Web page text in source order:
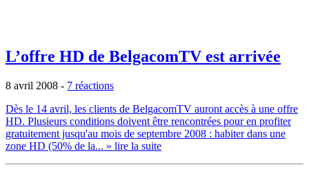
L’offre HD de BelgacomTV est arrivée
8 avril 2008 - 7 réactions
Dès le 14 avril, les clients de BelgacomTV auront accès à une offre
HD. Plusieurs conditions doivent être rencontrées pour en profiter
gratuitement jusqu'au mois de septembre 2008 : habiter dans une
zone HD (50% de la... » lire la suite